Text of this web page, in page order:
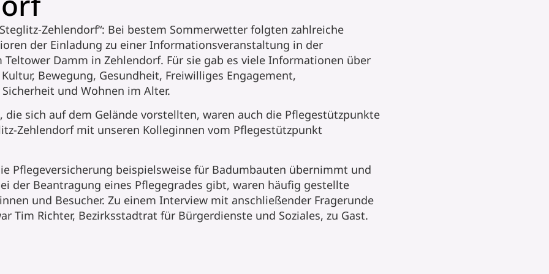
Zehlendorf“: Bei bestem Sommerwetter folgten zahlreiche
der Einladung zu einer Informationsveranstaltung in der
Teltower Damm in Zehlendorf. Für sie gab es viele Informationen über
Bewegung, Gesundheit, Freiwilliges Engagement,
und Wohnen im Alter.
sich auf dem Gelände vorstellten, waren auch die Pflegestützpunkte
Zehlendorf mit unseren Kolleginnen vom Pflegestützpunkt
Pflegeversicherung beispielsweise für Badumbauten übernimmt und
der Beantragung eines Pflegegrades gibt, waren häufig gestellte
und Besucher. Zu einem Interview mit anschließender Fragerunde
Tim Richter, Bezirksstadtrat für Bürgerdienste und Soziales, zu Gast.